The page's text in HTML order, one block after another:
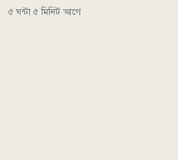
৫ ঘন্টা ৫ মিনিট আগে